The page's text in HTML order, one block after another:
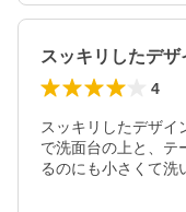
4
スッキリしたデザイ
で洗面台の上と、テ
るのにも小さくて洗